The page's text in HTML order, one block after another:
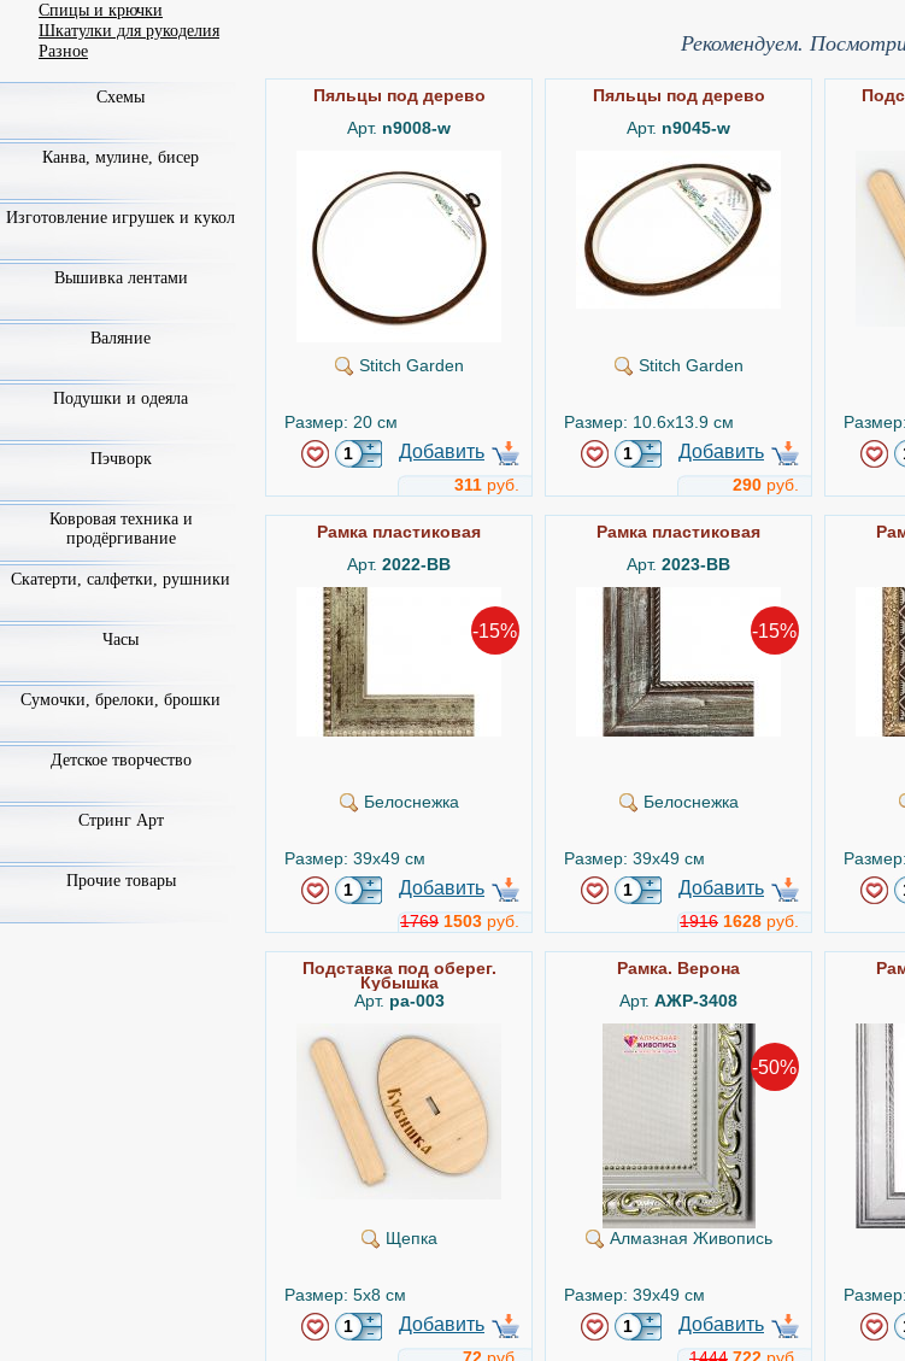
Рекомендуем.
Пяльцы под дерево
Арт. n9008-w
Stitch Garden
Размер: 20 см
Добавить
311 руб.
Пяльцы под дерево
Арт. n9045-w
Stitch Garden
Размер: 10.6x13.9 см
Добавить
290 руб.
Рамка пластиковая
Арт. 2022-BB
-15%
Белоснежка
Размер: 39x49 см
Добавить
1769 1503 руб.
Рамка пластиковая
Арт. 2023-BB
-15%
Белоснежка
Размер: 39x49 см
Добавить
1916 1628 руб.
Подставка под оберег.
Кубышка
Арт. ра-003
Щепка
Размер: 5x8 см
Добавить
Рамка. Верона
Арт. АЖР-3408
-50%
Алмазная Живопись
Размер: 39x49 см
Добавить
Спицы и крючки
Шкатулки для рукоделия
Разное
Схемы
Канва, мулине, бисер
Изготовление игрушек и кукол
Вышивка лентами
Валяние
Подушки и одеяла
Пэчворк
Ковровая техника и
продёргивание
Скатерти, салфетки, рушники
Часы
Сумочки, брелоки, брошки
Детское творчество
Стринг Арт
Прочие товары